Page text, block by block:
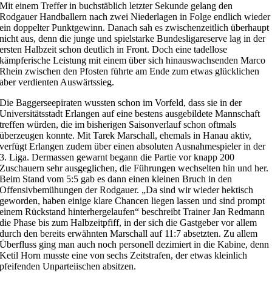
Mit einem Treffer in buchstäblich letzter Sekunde gelang den
Rodgauer Handballern nach zwei Niederlagen in Folge endlich wieder
ein doppelter Punktgewinn. Danach sah es zwischenzeitlich überhaupt
nicht aus, denn die junge und spielstarke Bundesligareserve lag in der
ersten Halbzeit schon deutlich in Front. Doch eine tadellose
kämpferische Leistung mit einem über sich hinauswachsenden Marco
Rhein zwischen den Pfosten führte am Ende zum etwas glücklichen
aber verdienten Auswärtssieg.
Die Baggerseepiraten wussten schon im Vorfeld, dass sie in der
Universitätsstadt Erlangen auf eine bestens ausgebildete Mannschaft
treffen würden, die im bisherigen Saisonverlauf schon oftmals
überzeugen konnte. Mit Tarek Marschall, ehemals in Hanau aktiv,
verfügt Erlangen zudem über einen absoluten Ausnahmespieler in der
3. Liga. Dermassen gewarnt begann die Partie vor knapp 200
Zuschauern sehr ausgeglichen, die Führungen wechselten hin und her.
Beim Stand vom 5:5 gab es dann einen kleinen Bruch in den
Offensivbemühungen der Rodgauer. „Da sind wir wieder hektisch
geworden, haben einige klare Chancen liegen lassen und sind prompt
einem Rückstand hinterhergelaufen“ beschreibt Trainer Jan Redmann
die Phase bis zum Halbzeitpfiff, in der sich die Gastgeber vor allem
durch den bereits erwähnten Marschall auf 11:7 absetzten. Zu allem
Überfluss ging man auch noch personell dezimiert in die Kabine, denn
Ketil Horn musste eine von sechs Zeitstrafen, der etwas kleinlich
pfeifenden Unparteiischen absitzen.